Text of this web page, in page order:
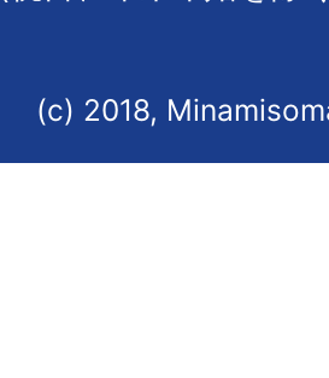
(c) 2018,